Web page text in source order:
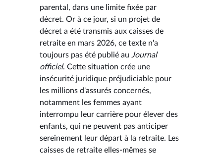
parental, dans une limite fixée par
décret. Or à ce jour, si un projet de
décret a été transmis aux caisses de
retraite en mars 2026, ce texte n'a
toujours pas été publié au Journal
officiel. Cette situation crée une
insécurité juridique préjudiciable pour
les millions d'assurés concernés,
notamment les femmes ayant
interrompu leur carrière pour élever des
enfants, qui ne peuvent pas anticiper
sereinement leur départ à la retraite. Les
caisses de retraite elles-mêmes se